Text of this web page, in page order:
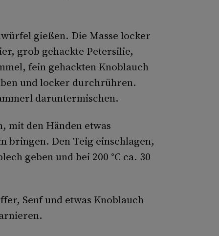
gießen. Die Masse locker
grob gehackte Petersilie,
fein gehackten Knoblauch
und locker durchrühren.
daruntermischen.
mit den Händen etwas
bringen. Den Teig einschlagen,
geben und bei 200 °C ca. 30
Senf und etwas Knoblauch